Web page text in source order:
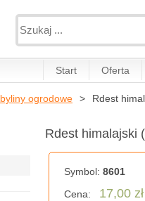
Start Oferta
byliny ogrodowe Rdest
Rdest himalajski
Symbol:8601
Cena:
17,00 zł